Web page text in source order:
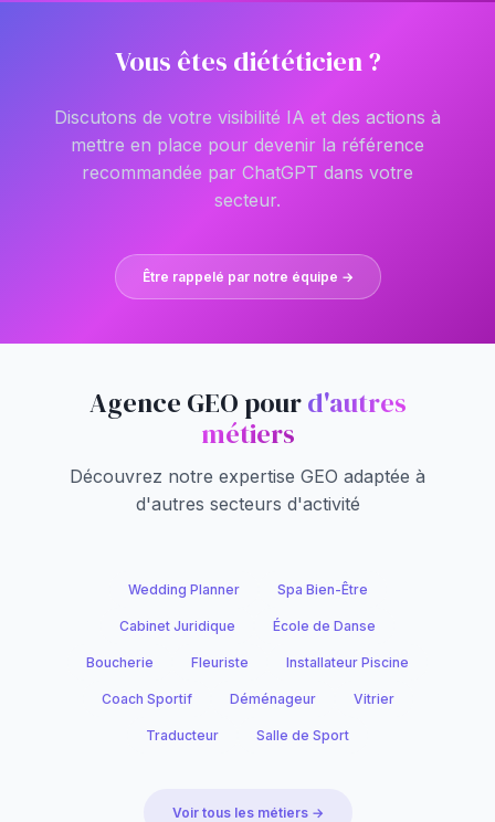
Vous êtes diététicien ?
Discutons de votre visibilité IA et des actions à
mettre en place pour devenir la référence
recommandée par ChatGPT dans votre
secteur.
Être rappelé par notre équipe →
Agence GEO pourd'autres
métiers
Découvrez notre expertise GEO adaptée à
d'autres secteurs d'activité
Wedding Planner Spa Bien-Être
Cabinet Juridique École de Danse
Boucherie Fleuriste Installateur Piscine
Coach Sportif Déménageur Vitrier
Traducteur Salle de Sport
Voir tous les métiers →